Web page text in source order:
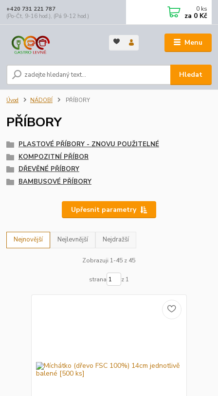
Menu
Hledat
+420 731 221 787
(Po-Čt, 9-16 hod.), (Pá 9-12 hod.)
0 ks
za 0 Kč
Úvod NÁDOBÍ PŘÍBORY
PŘÍBORY
PLASTOVÉ PŘÍBORY - ZNOVU POUŽITELNÉ
KOMPOZITNÍ PŘÍBOR
DŘEVĚNÉ PŘÍBORY
BAMBUSOVÉ PŘÍBORY
Upřesnit parametry
Nejnovější Nejlevnější Nejdražší
Zobrazuji 1-45 z 45
strana z 1